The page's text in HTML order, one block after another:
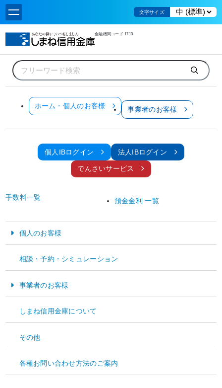
文字サイズ
金融機関コード 1710
ホーム・個人のお客様 事業者のお客様
個人IBログイン 法人IBログイン
でんさいサービス
手数料一覧 預金金利 一覧
個人のお客様
お金をためる・そなえる
お金をかりる
相談・予約・シミュレーション
事業者のお客様
資金運用
資金調達
経営サポート
しまね信用金庫について
その他
各種お問い合わせ方法のご案内
ホーム 全てのお客様へのお知らせ
対象のお客様から見る
全てのお客様
個人のお客様
法人インターネットバンキング
カテゴリから見る
キャンペーン
お知らせ
しましんお楽しみ旅行受付終了のお知らせについて
2026年7月31日 全てのお客様重要なお知らせ
「当座勘定規定」等の改定のお知らせ